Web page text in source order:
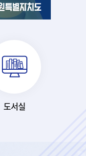
도서실